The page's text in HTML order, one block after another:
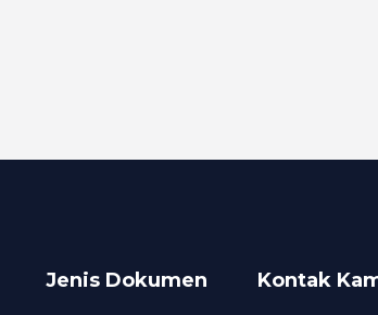
Jenis Dokumen Kontak